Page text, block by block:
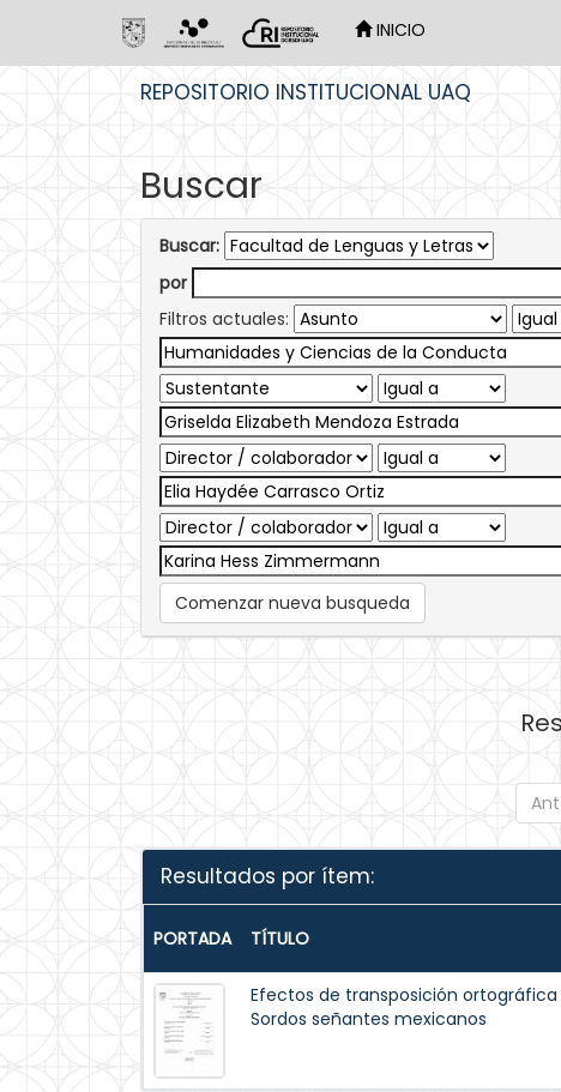
INICIO
REPOSITORIO INSTITUCIONAL UAQ
Buscar
Buscar:
por
Filtros actuales:
Comenzar nueva busqueda
Resultados por ítem:
PORTADA TÍTULO
Efectos de transposición
Sordos señantes mexicanos